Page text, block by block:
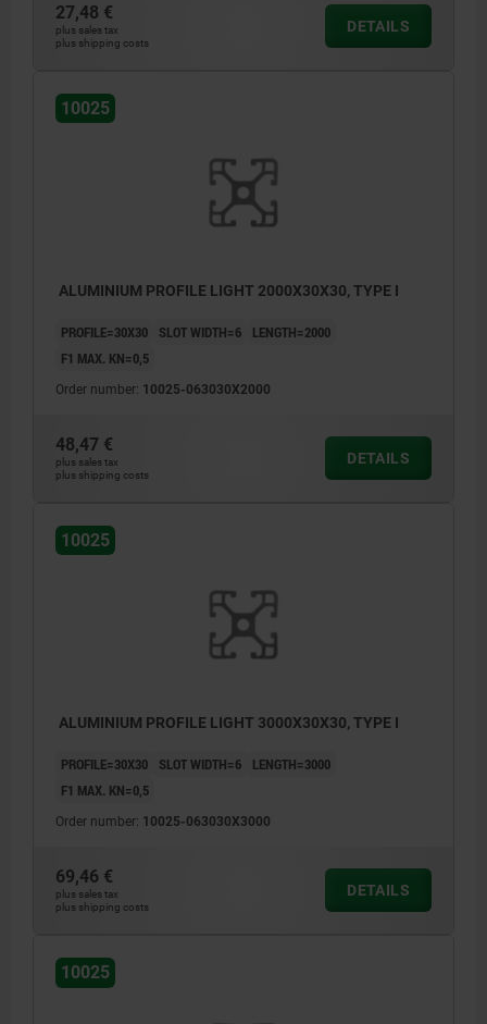
27,48 €
plus sales tax
plus shipping costs
DETAILS
10025
ALUMINIUM PROFILE LIGHT 2000X30X30, TYPE I
PROFILE=30X30 SLOT WIDTH=6
LENGTH=2000
F1 MAX. KN=0,5
Order number: 10025-063030X2000
48,47 €
plus sales tax
plus shipping costs
DETAILS
10025
ALUMINIUM PROFILE LIGHT 3000X30X30, TYPE I
PROFILE=30X30 SLOT WIDTH=6
LENGTH=3000
F1 MAX. KN=0,5
Order number: 10025-063030X3000
69,46 €
plus sales tax
plus shipping costs
DETAILS
10025